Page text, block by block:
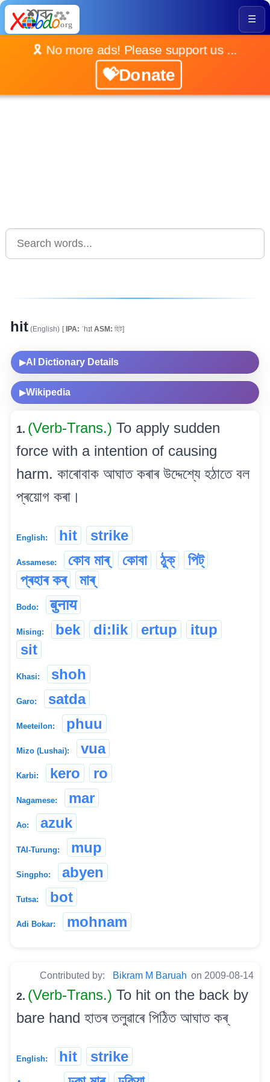
☰
🎗️ No more ads! Please support us ...
💝Donate
hit (English) [IPA: ˈhɪtASM: হিট]
▶AI Dictionary Details
▶Wikipedia
1. (Verb-Trans.) To apply sudden
force with a intention of causing
harm. কাৰোবাক আঘাত কৰাৰ উদ্দেশ্যে হঠাতে বল
প্ৰয়োগ কৰা।
English: hit strike
Assamese: কোব মাৰ্ কোবা ঠুক্
পিট্
প্ৰহাৰ কৰ্
মাৰ্
Bodo: बुनाय
Mising: bek di:lik ertup
itup
sit
Khasi: shoh
Garo: satda
Meeteilon: phuu
Mizo (Lushai): vua
Karbi: kero ro
Nagamese: mar
Ao: azuk
TAI-Turung: mup
Singpho: abyen
Tutsa: bot
Adi Bokar: mohnam
Contributed by: Bikram M Baruah on 2009-08-14
2. (Verb-Trans.) To hit on the back by
bare hand হাতৰ তলুৱাৰে পিঠিত আঘাত কৰ্
English: hit strike